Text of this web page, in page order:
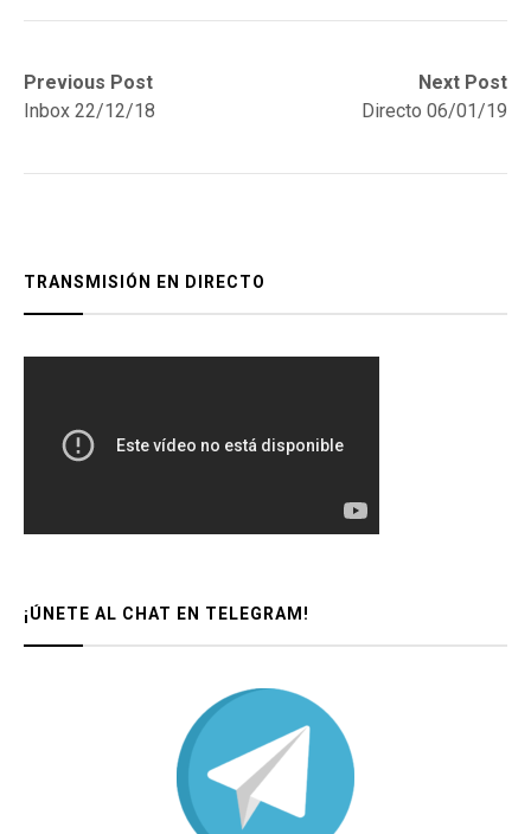
Navegación
de
Previous Post
Previous
post:Inbox 22/12/18
Next Post
Next
post:
Directo 06/01/19
TRANSMISIÓN EN DIRECTO
¡ÚNETE AL CHAT EN TELEGRAM!